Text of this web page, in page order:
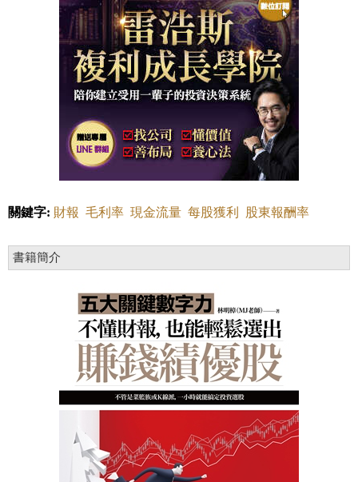
關鍵字: 財報 毛利率 現金流量 每股獲利 股東報酬率
書籍簡介